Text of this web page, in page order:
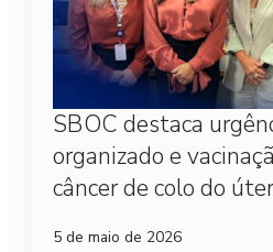
SBOC destaca
organizado e
câncer de colo do
5 de maio de 2026